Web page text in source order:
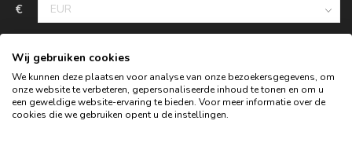
€
Wij gebruiken cookies
We kunnen deze plaatsen voor analyse van onze bezoekersgegevens, om
onze website te verbeteren, gepersonaliseerde inhoud te tonen en om u
een geweldige website-ervaring te bieden. Voor meer informatie over de
cookies die we gebruiken opent u de instellingen.